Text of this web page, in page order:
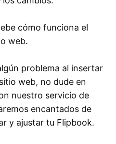
cómo funciona el
web.
problema al insertar
web, no dude en
nuestro servicio de
encantados de
y ajustar tu Flipbook.